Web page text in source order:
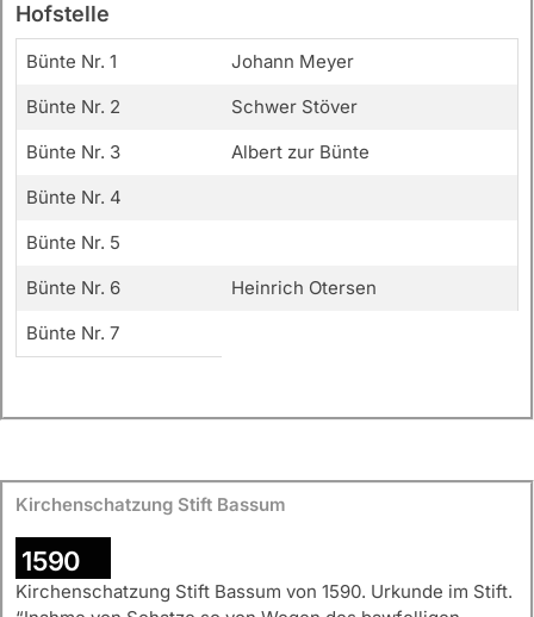
Hofstelle
Bünte Nr. 1
Johann Meyer
Bünte Nr. 2
Schwer Stöver
Bünte Nr. 3
Albert zur Bünte
Bünte Nr. 4
Bünte Nr. 5
Bünte Nr. 6
Heinrich Otersen
Bünte Nr. 7
Kirchenschatzung Stift Bassum
1590
Kirchenschatzung Stift Bassum von 1590. Urkunde im Stift.